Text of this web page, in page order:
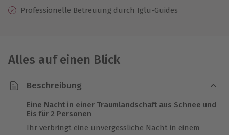
Professionelle Betreuung durch Iglu-Guides
Alles auf einen Blick
Beschreibung
Eine Nacht in einer Traumlandschaft aus Schnee und
Eis für 2 Personen
Ihr verbringt eine unvergessliche Nacht in einem